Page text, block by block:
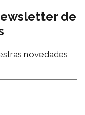
de
novedades